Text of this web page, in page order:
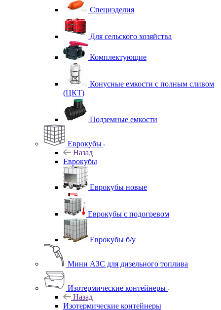
Специзделия
Для сельского хозяйства
Комплектующие
Конусные емкости с полным сливом
(ЦКТ)
Подземные емкости
Еврокубы
Назад
Еврокубы
Еврокубы новые
Еврокубы с подогревом
Еврокубы б/у
Мини АЗС для дизельного топлива
Изотермические контейнеры
Назад
Изотермические контейнеры